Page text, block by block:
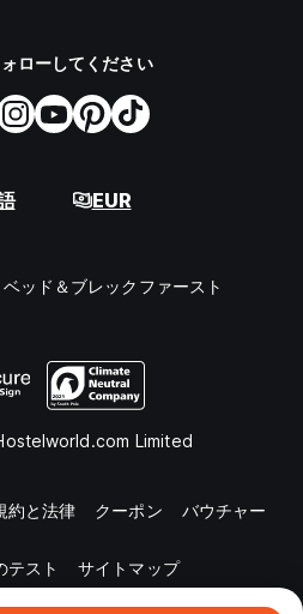
ローしてください
EUR
ベッド＆ブレックファースト
Limited
約と法律 クーポン バウチャー
テスト サイトマップ